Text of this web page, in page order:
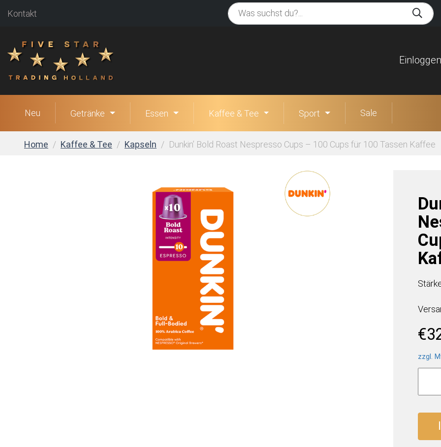
Kontakt
Neu Getränke Essen Kaffee & Tee Sport Sale
Home Kaffee & Tee Kapseln Dunkin’ Bold Roast Nespresso Cups – 100 Cups für 100 Tassen Kaffee
€
zzgl.
Roast
100